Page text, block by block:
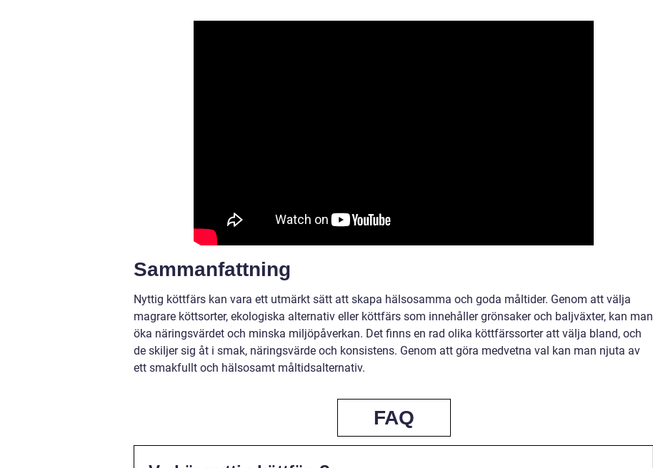
Sammanfattning
Nyttig köttfärs kan vara ett utmärkt sätt att skapa hälsosamma och goda måltider. Genom att välja
magrare köttsorter, ekologiska alternativ eller köttfärs som innehåller grönsaker och baljväxter, kan man
öka näringsvärdet och minska miljöpåverkan. Det finns en rad olika köttfärssorter att välja bland, och
de skiljer sig åt i smak, näringsvärde och konsistens. Genom att göra medvetna val kan man njuta av
ett smakfullt och hälsosamt måltidsalternativ.
FAQ